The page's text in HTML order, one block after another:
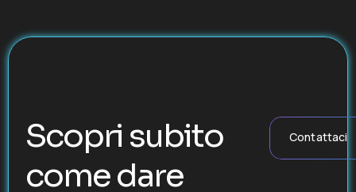
Scopri subito
come dare
Contattaci